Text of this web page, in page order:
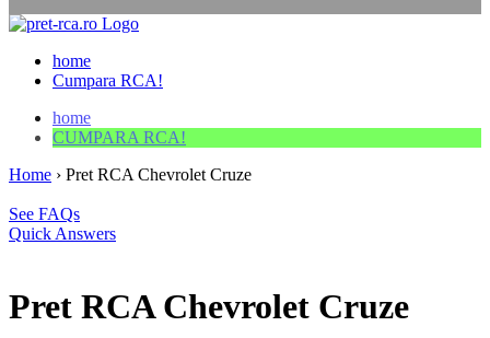
home
Cumpara RCA!
home
CUMPARA RCA!
Home › Pret RCA Chevrolet Cruze
See FAQs
Quick Answers
Pret RCA Chevrolet Cruze